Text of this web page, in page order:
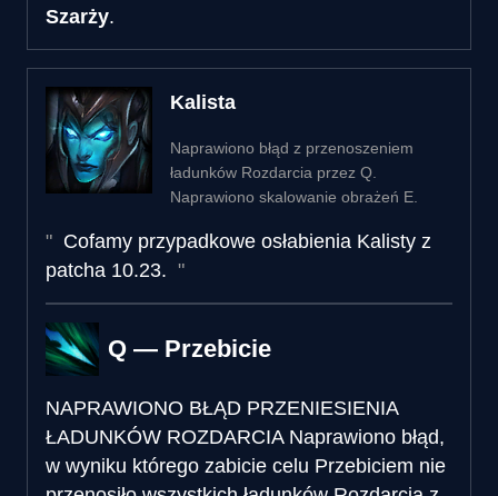
Szarży.
Kalista
Naprawiono błąd z przenoszeniem
ładunków Rozdarcia przez Q.
Naprawiono skalowanie obrażeń E.
Cofamy przypadkowe osłabienia Kalisty z
patcha 10.23.
Q — Przebicie
NAPRAWIONO BŁĄD PRZENIESIENIA
ŁADUNKÓW ROZDARCIA Naprawiono błąd,
w wyniku którego zabicie celu Przebiciem nie